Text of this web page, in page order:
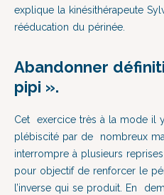
explique la kinésithérapeute
rééducation du périnée.
Abandonner
pipi ».
Cet exercice très à la mode il
plébiscité par de nombreux
interrompre à plusieurs
pour objectif de renforcer le
l’inverse qui se produit. En